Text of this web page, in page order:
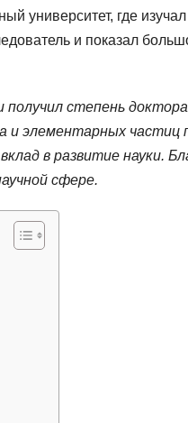
университет, где
и показал
степень
и элементарных частиц
в развитие науки.
сфере.